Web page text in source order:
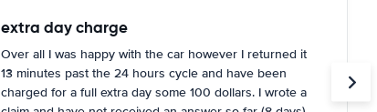
extra day charge
Over all I was happy with the car however I returned it
13 minutes past the 24 hours cycle and have been
charged for a full extra day some 100 dollars. I wrote a